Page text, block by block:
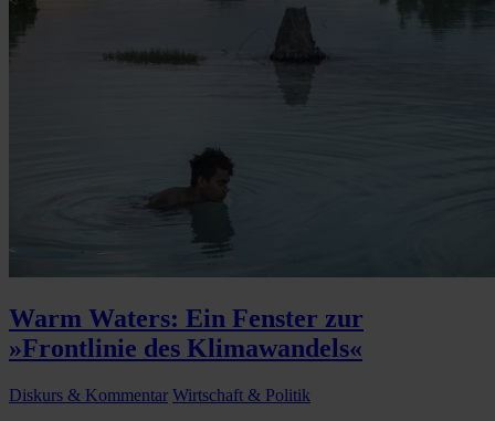
Warm Waters: Ein Fenster zur
»Frontlinie des Klimawandels«
Diskurs & Kommentar Wirtschaft & Politik